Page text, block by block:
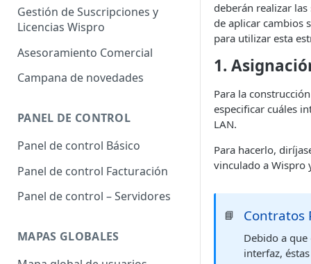
Gestión de Suscripciones y
Licencias Wispro
Asesoramiento Comercial
Campana de novedades
PANEL DE CONTROL
Panel de control Básico
Panel de control Facturación
Panel de control – Servidores
MAPAS GLOBALES
deberán realizar
de aplicar cambios
para utilizar esta
1.
Para la
especificar cuáles
LAN.
Para hacerlo,
vinculado a Wispro
📘 Contratos
Debido a que
interfaz,